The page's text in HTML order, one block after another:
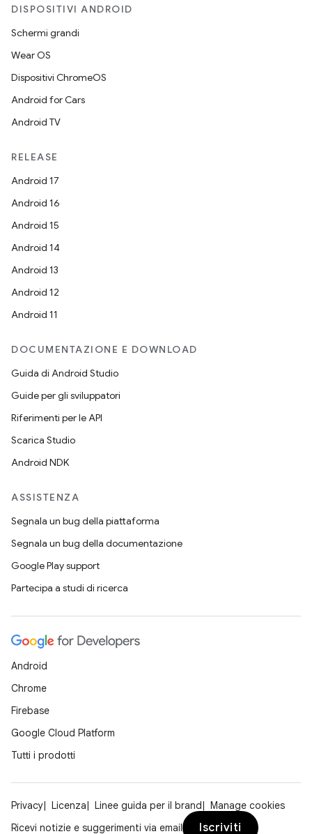
DISPOSITIVI ANDROID
Schermi grandi
Wear OS
Dispositivi ChromeOS
Android for Cars
Android TV
RELEASE
Android 17
Android 16
Android 15
Android 14
Android 13
Android 12
Android 11
DOCUMENTAZIONE E DOWNLOAD
Guida di Android Studio
Guide per gli sviluppatori
Riferimenti per le API
Scarica Studio
Android NDK
ASSISTENZA
Segnala un bug della piattaforma
Segnala un bug della documentazione
Google Play support
Partecipa a studi di ricerca
Android
Chrome
Firebase
Google Cloud Platform
Tutti i prodotti
Privacy Licenza Linee guida per il brand
Manage cookies
Ricevi notizie e suggerimenti via email
Iscriviti